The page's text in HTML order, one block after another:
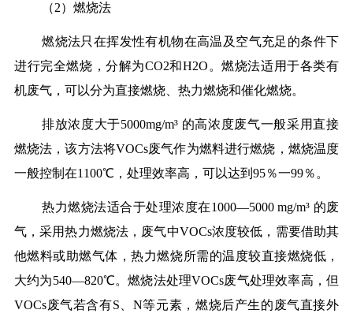
（2）燃烧法
燃烧法只在挥发性有机物在高温及空气充足的条件下
进行完全燃烧，分解为CO2和H2O。燃烧法适用于各类有
机废气，可以分为直接燃烧、热力燃烧和催化燃烧。
排放浓度大于5000mg/m³ 的高浓度废气一般采用直接
燃烧法，该方法将VOCs废气作为燃料进行燃烧，燃烧温度
一般控制在1100℃，处理效率高，可以达到95％一99％。
热力燃烧法适合于处理浓度在1000—5000 mg/m³ 的废
气，采用热力燃烧法，废气中VOCs浓度较低，需要借助其
他燃料或助燃气体，热力燃烧所需的温度较直接燃烧低，
大约为540—820℃。燃烧法处理VOCs废气处理效率高，但
VOCs废气若含有S、N等元素，燃烧后产生的废气直接外